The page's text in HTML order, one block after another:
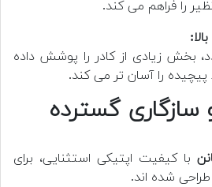
را فراهم می کند.
بخش زیادی از کادر را پوشش داده
را آسان تر می کند.
با کیفیت اپتیکی استثنایی، برای
شده اند.